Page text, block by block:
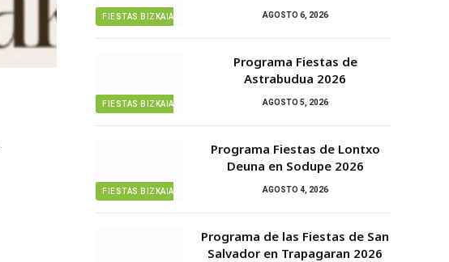
FIESTAS BIZKAIA AGOSTO 6, 2026
FIESTAS BIZKAIA
Programa Fiestas de
Astrabudua 2026
AGOSTO 5, 2026
FIESTAS BIZKAIA
Programa Fiestas de Lontxo
Deuna en Sodupe 2026
AGOSTO 4, 2026
Programa de las Fiestas de San
Salvador en Trapagaran 2026